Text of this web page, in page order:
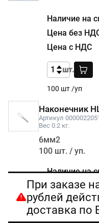
100 шт /уп
шт.
Наконечник
Артикул
Вес 0.2 кг.
6мм2
100 шт. / уп.
При заказе
рублей
доставка по